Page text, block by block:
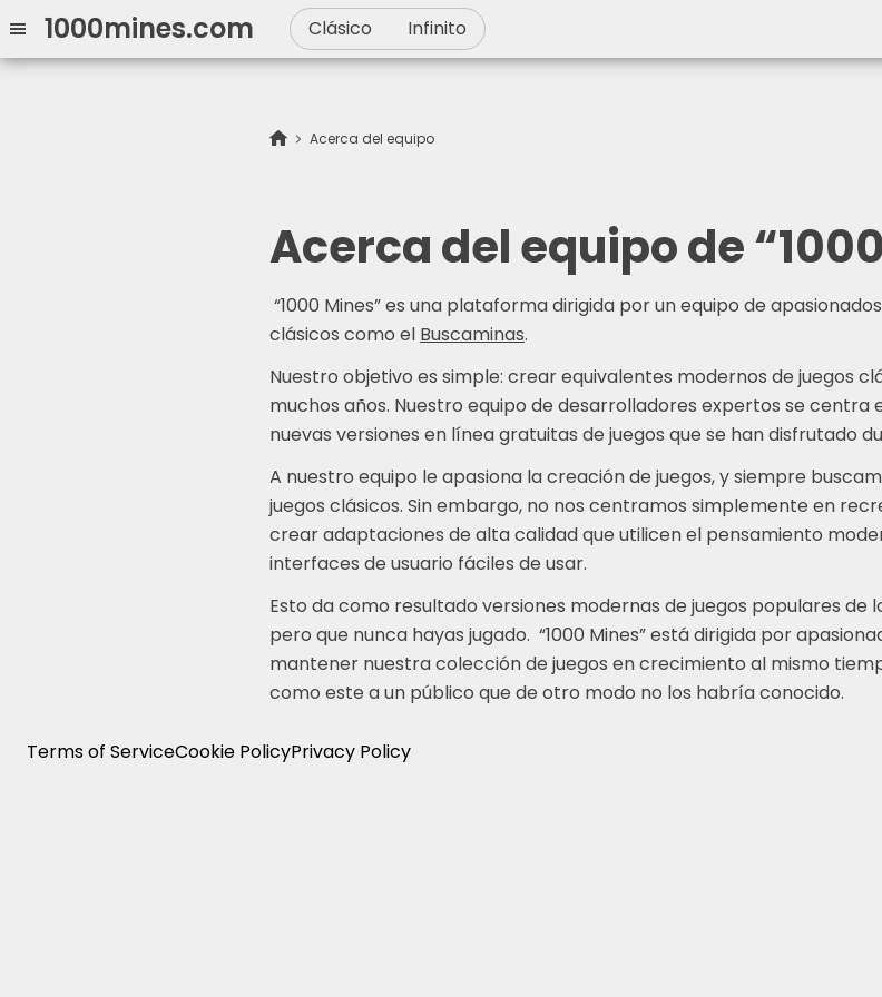
1000mines.com Clásico Infinito
Acerca del equipo
Acerca del equipo de
“1000 Mines” es una plataforma dirigida por un equipo de
clásicos como el Buscaminas.
Nuestro objetivo es simple: crear equivalentes modernos de juegos
muchos años. Nuestro equipo de desarrolladores expertos se centra
nuevas versiones en línea gratuitas de juegos que se han disfrutado
A nuestro equipo le apasiona la creación de juegos, y siempre
juegos clásicos. Sin embargo, no nos centramos simplemente en
crear adaptaciones de alta calidad que utilicen el pensamiento
interfaces de usuario fáciles de usar.
Esto da como resultado versiones modernas de juegos populares de
pero que nunca hayas jugado. “1000 Mines” está dirigida por
mantener nuestra colección de juegos en crecimiento al mismo
como este a un público que de otro modo no los habría conocido.
Terms of ServiceCookie PolicyPrivacy Policy